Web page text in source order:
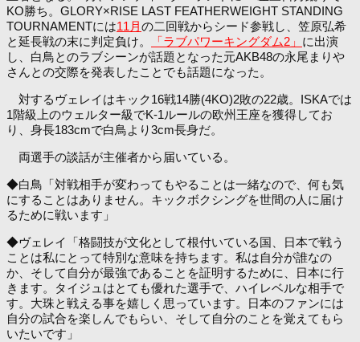
KO勝ち。GLORY×RISE LAST FEATHERWEIGHT STANDING
TOURNAMENTには11月の二回戦からシード参戦し、笠原弘希
と延長戦の末に判定負け。
「ラブパワーキングダム2」 に出演
し、白鳥とのラブシーンが話題となった元AKB48の永尾まりや
さんとの交際を発表したことでも話題になった。
対するヴェレイはキック16戦14勝(4KO)2敗の22歳。ISKAでは
1階級上のウェルター級でK-1ルールの欧州王座を獲得してお
り、身長183cmで白鳥より3cm長身だ。
両選手の談話が主催者から届いている。
◆白鳥「対戦相手が変わってもやることは一緒なので、何も気
にすることはありません。キックボクシングを世間の人に届け
るために戦います」
◆ヴェレイ「格闘技が文化として根付いている国、日本で戦う
ことは私にとって特別な意味を持ちます。私は自分が誰なの
か、そして自分が最強であることを証明するために、日本に行
きます。タイジュはとても優れた選手で、ハイレベルな相手で
す。大珠と戦える事を嬉しく思っています。日本のファンには
自分の試合を楽しんでもらい、そして自分のことを覚えてもら
いたいです」